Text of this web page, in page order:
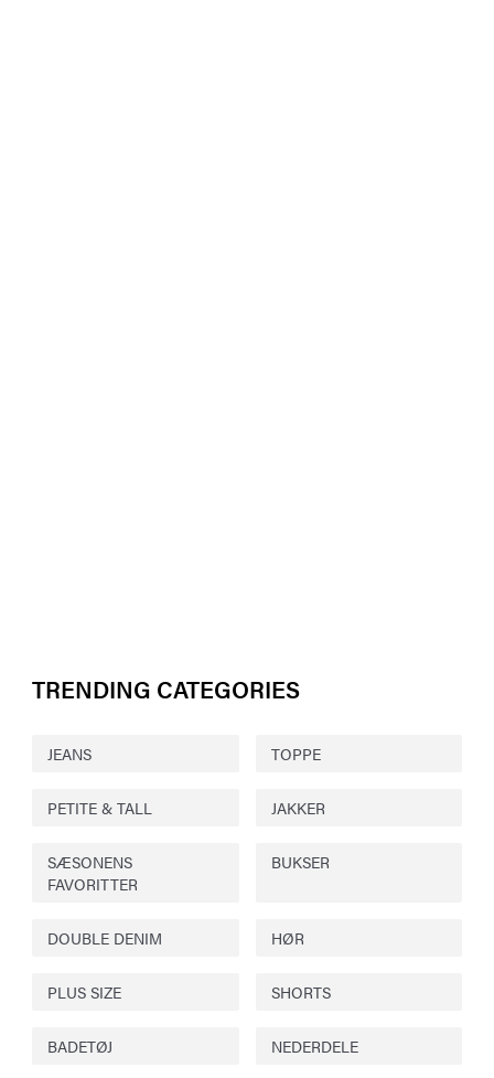
TRENDING CATEGORIES
JEANS TOPPE
PETITE & TALL JAKKER
SÆSONENS
FAVORITTER
BUKSER
DOUBLE DENIM HØR
PLUS SIZE SHORTS
BADETØJ NEDERDELE